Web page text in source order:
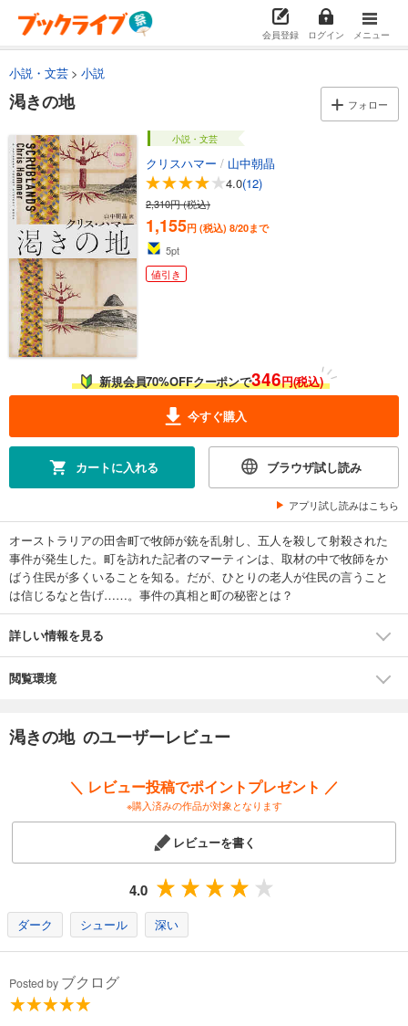
会員登録 ログイン メニュー
小説・文芸 小説
渇きの地 フォロー
小説・文芸
クリスハマー / 山中朝晶
4.0(12)
2,310円 (税込)
1,155円 (税込) 8/20まで
5pt
値引き
新規会員70%OFFクーポンで346円(税込)
今すぐ購入
カートに入れる ブラウザ試し読み
アプリ試し読みはこちら
オーストラリアの田舎町で牧師が銃を乱射し、五人を殺して射殺された
事件が発生した。町を訪れた記者のマーティンは、取材の中で牧師をか
ばう住民が多くいることを知る。だが、ひとりの老人が住民の言うこと
は信じるなと告げ……。事件の真相と町の秘密とは？
詳しい情報を見る
閲覧環境
渇きの地 のユーザーレビュー
＼ レビュー投稿でポイントプレゼント ／
※購入済みの作品が対象となります
レビューを書く
4.0
ダーク シュール 深い
Posted by ブクログ